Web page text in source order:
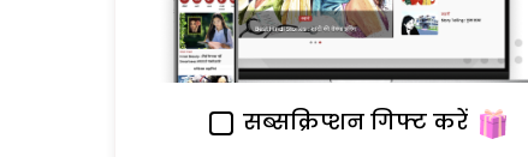
सब्सक्रिप्शन गिफ्ट करें